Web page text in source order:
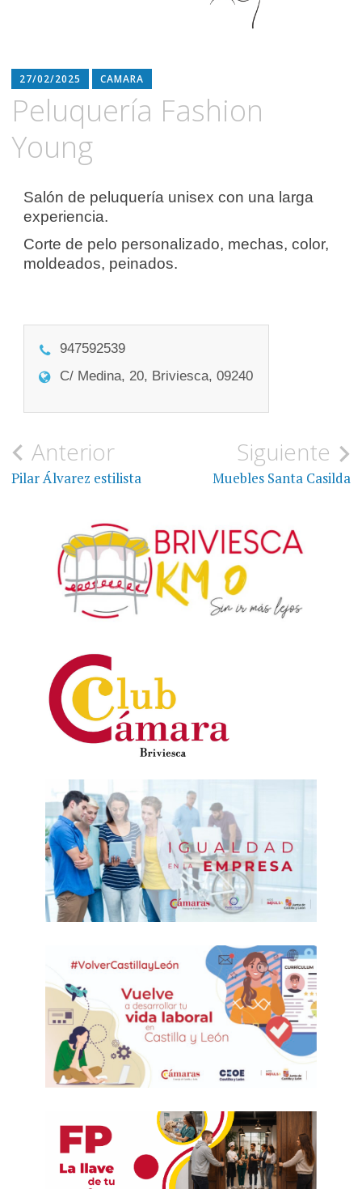
27/02/2025 CAMARA
Peluquería Fashion
Young
Salón de peluquería unisex con una larga
experiencia.
Corte de pelo personalizado, mechas, color,
moldeados, peinados.
947592539
C/ Medina, 20, Briviesca, 09240
Navegación
de
entradas
Anterior
Pilar Álvarez estilista
Siguiente
Muebles Santa Casilda